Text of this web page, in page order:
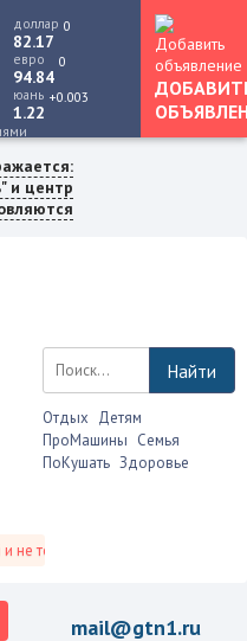
доллар
82.17
0
евро
94.84
0
юань
1.22
+0.003
и центр
это.
Найти
Отдых Детям
ПроМашины Семья
ПоКушать Здоровье
mail@gtn1.ru